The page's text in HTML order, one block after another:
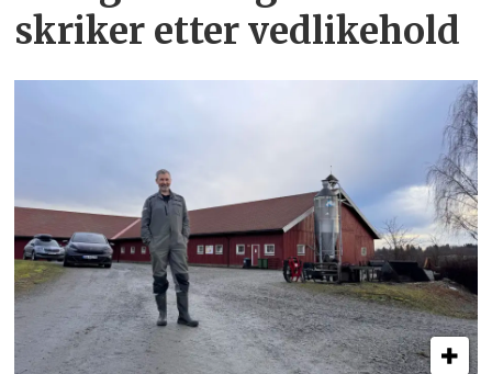
skriker etter vedlikehold